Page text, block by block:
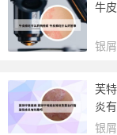
牛
银
芙
炎
银